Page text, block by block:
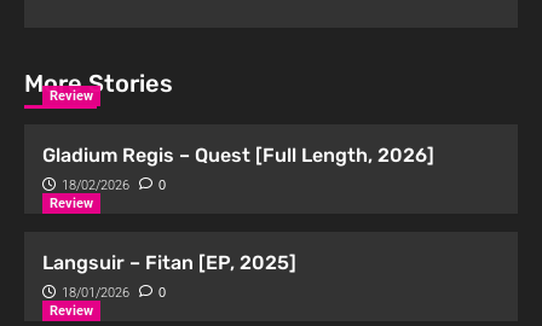
More Stories
Review
Gladium Regis – Quest [Full Length, 2026]
18/02/2026 0
Review
Langsuir – Fitan [EP, 2025]
18/01/2026 0
Review